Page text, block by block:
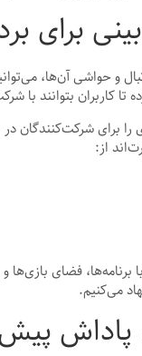
برای
و حواشی آن‌ها،
تا کاربران بتوانند با
را برای
از:
برنامه‌ها، فضای بازی‌ها
می‌کنیم.
پاداش